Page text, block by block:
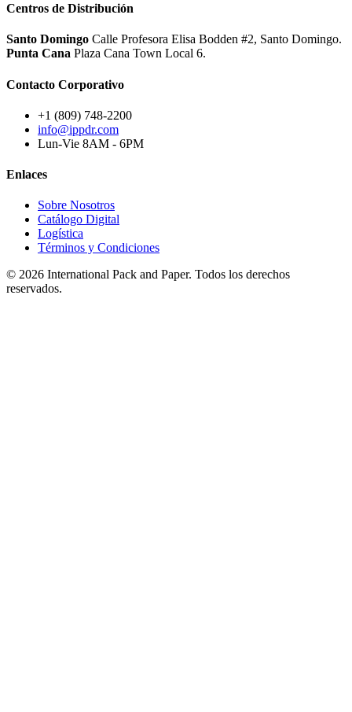
Centros de Distribución
Santo Domingo Calle Profesora Elisa Bodden #2, Santo Domingo.
Punta Cana Plaza Cana Town Local 6.
Contacto Corporativo
+1 (809) 748-2200
info@ippdr.com
Lun-Vie 8AM - 6PM
Enlaces
Sobre Nosotros
Catálogo Digital
Logística
Términos y Condiciones
© 2026 International Pack and Paper. Todos los derechos
reservados.